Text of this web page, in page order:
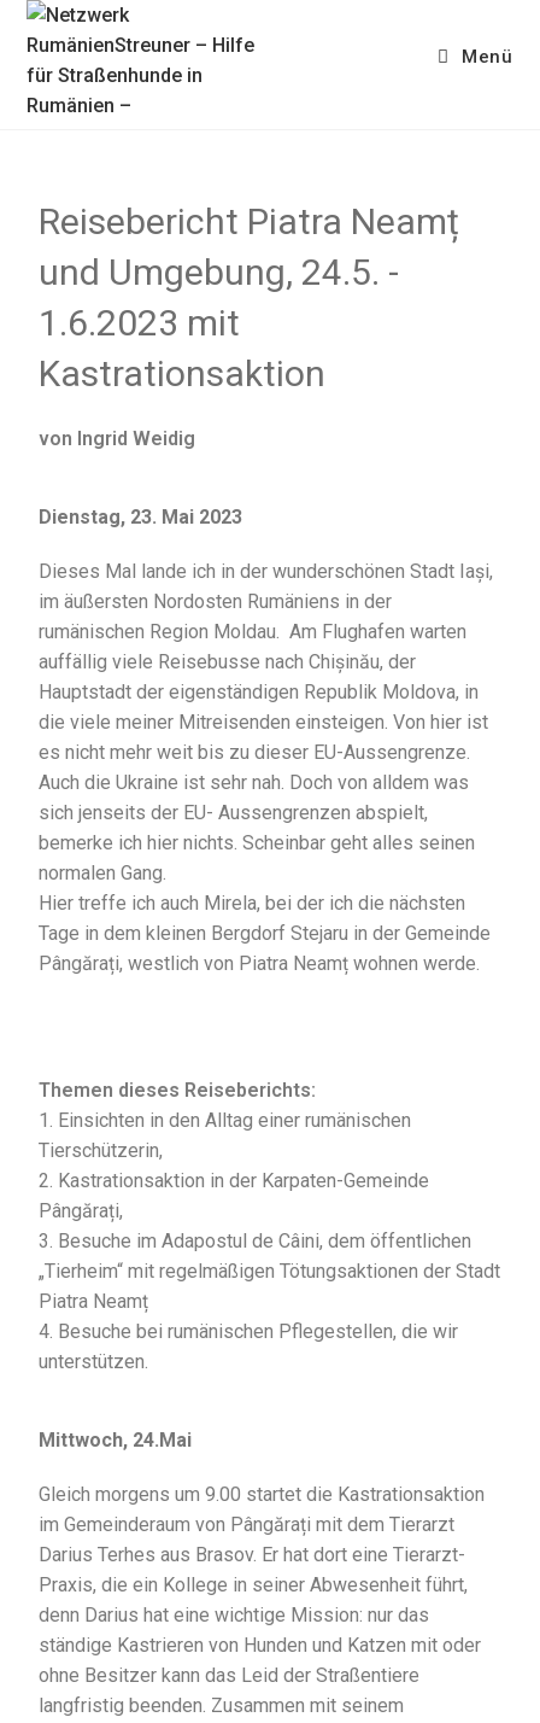
Menü
Reisebericht Piatra Neamț
und Umgebung, 24.5. -
1.6.2023 mit
Kastrationsaktion
von Ingrid Weidig
Dienstag, 23. Mai 2023
Dieses Mal lande ich in der wunderschönen Stadt Iași,
im äußersten Nordosten Rumäniens in der
rumänischen Region Moldau. Am Flughafen warten
auffällig viele Reisebusse nach Chișinău, der
Hauptstadt der eigenständigen Republik Moldova, in
die viele meiner Mitreisenden einsteigen. Von hier ist
es nicht mehr weit bis zu dieser EU-Aussengrenze.
Auch die Ukraine ist sehr nah. Doch von alldem was
sich jenseits der EU- Aussengrenzen abspielt,
bemerke ich hier nichts. Scheinbar geht alles seinen
normalen Gang.
Hier treffe ich auch Mirela, bei der ich die nächsten
Tage in dem kleinen Bergdorf Stejaru in der Gemeinde
Pângărați, westlich von Piatra Neamț wohnen werde.
Themen dieses Reiseberichts:
1. Einsichten in den Alltag einer rumänischen
Tierschützerin,
2. Kastrationsaktion in der Karpaten-Gemeinde
Pângărați,
3. Besuche im Adapostul de Câini, dem öffentlichen
„Tierheim“ mit regelmäßigen Tötungsaktionen der Stadt
Piatra Neamț
4. Besuche bei rumänischen Pflegestellen, die wir
unterstützen.
Mittwoch, 24.Mai
Gleich morgens um 9.00 startet die Kastrationsaktion
im Gemeinderaum von Pângărați mit dem Tierarzt
Darius Terhes aus Brasov. Er hat dort eine Tierarzt-
Praxis, die ein Kollege in seiner Abwesenheit führt,
denn Darius hat eine wichtige Mission: nur das
ständige Kastrieren von Hunden und Katzen mit oder
ohne Besitzer kann das Leid der Straßentiere
langfristig beenden. Zusammen mit seinem